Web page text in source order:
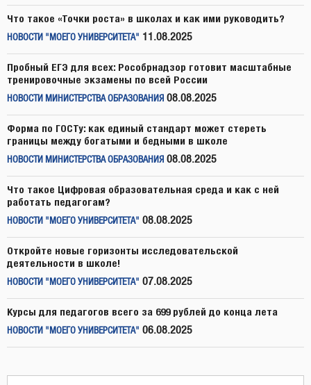
Что такое «Точки роста» в школах и как ими руководить?
НОВОСТИ "МОЕГО УНИВЕРСИТЕТА" 11.08.2025
Пробный ЕГЭ для всех: Рособрнадзор готовит масштабные
тренировочные экзамены по всей России
НОВОСТИ МИНИСТЕРСТВА ОБРАЗОВАНИЯ 08.08.2025
Форма по ГОСТу: как единый стандарт может стереть
границы между богатыми и бедными в школе
НОВОСТИ МИНИСТЕРСТВА ОБРАЗОВАНИЯ 08.08.2025
Что такое Цифровая образовательная среда и как с ней
работать педагогам?
НОВОСТИ "МОЕГО УНИВЕРСИТЕТА" 08.08.2025
Откройте новые горизонты исследовательской
деятельности в школе!
НОВОСТИ "МОЕГО УНИВЕРСИТЕТА" 07.08.2025
Курсы для педагогов всего за 699 рублей до конца лета
НОВОСТИ "МОЕГО УНИВЕРСИТЕТА" 06.08.2025